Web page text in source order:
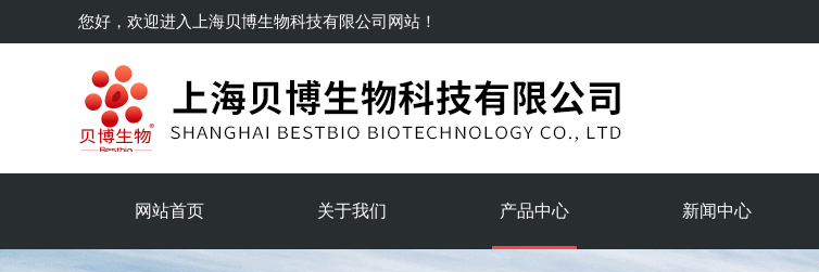
您好，欢迎进入 上海贝博生物科技有限公司网站！
网站首页 关于我们 产品中心 新闻中心